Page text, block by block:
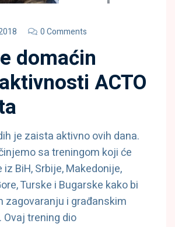
0 Comments
domaćin
ACTO
je zaista aktivno ovih dana.
sa treningom koji će
BiH, Srbije, Makedonije,
Turske i Bugarske kako bi
zagovaranju i građanskim
trening dio